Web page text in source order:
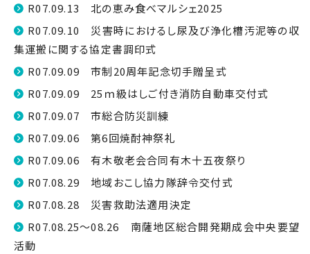
R07.09.13 北の恵み食べマルシェ2025
R07.09.10 災害時におけるし尿及び浄化槽汚泥等の収
集運搬に関する協定書調印式
R07.09.09 市制20周年記念切手贈呈式
R07.09.09 25ｍ級はしご付き消防自動車交付式
R07.09.07 市総合防災訓練
R07.09.06 第6回焼酎神祭礼
R07.09.06 有木敬老会合同有木十五夜祭り
R07.08.29 地域おこし協力隊辞令交付式
R07.08.28 災害救助法適用決定
R07.08.25～08.26 南薩地区総合開発期成会中央要望
活動